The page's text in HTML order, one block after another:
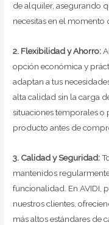
de alquiler, asegurando
necesitas en el momento
2. Flexibilidad y Ahorro:
opción económica y
adaptan a tus
alta calidad sin la carga
situaciones temporales o
producto antes de
3. Calidad y Seguridad:
mantenidos
funcionalidad. En AVIDI,
nuestros clientes,
más altos estándares de